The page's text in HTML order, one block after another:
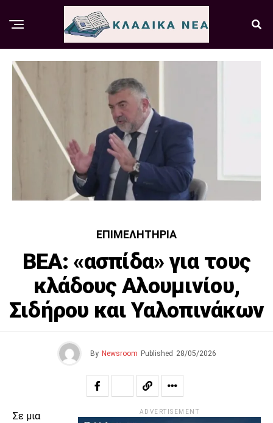
ΕΠΙΜΕΛΗΤΉΡΙΑ
ΒΕΑ: «ασπίδα» για τους
κλάδους Αλουμινίου,
Σιδήρου και Υαλοπινάκων
By Newsroom Published 28/05/2026
Σε μια
ADVERTISEMENT